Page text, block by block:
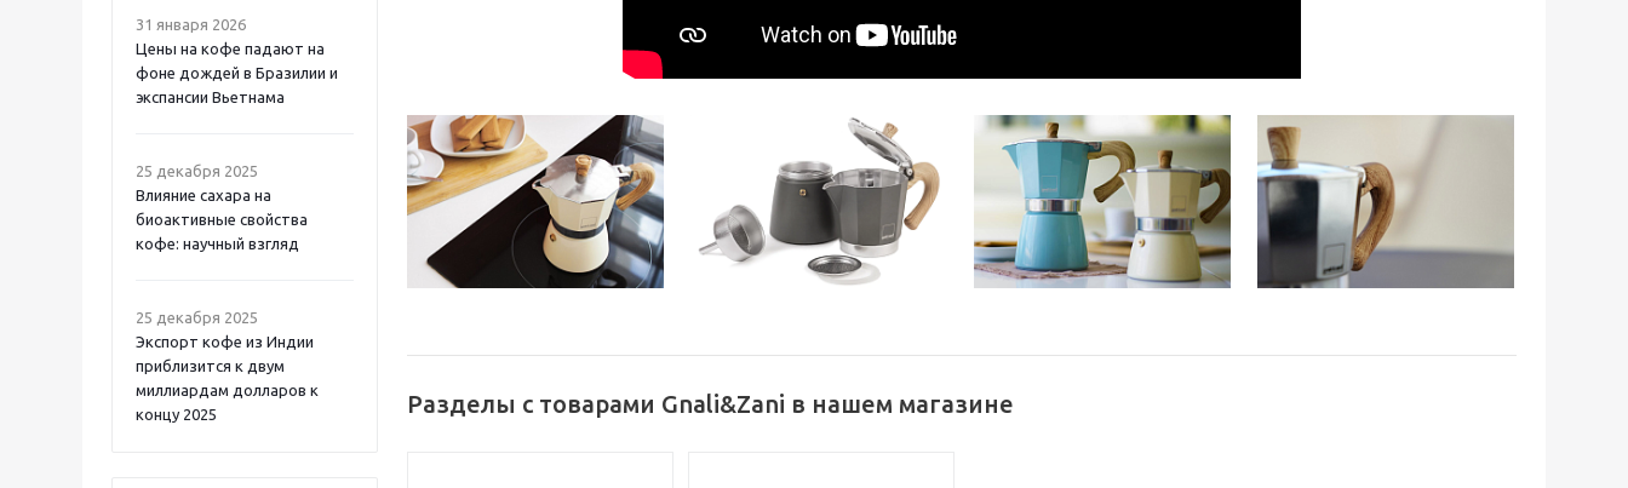
31 января 2026
Цены на кофе падают на
фоне дождей в Бразилии и
экспансии Вьетнама
25 декабря 2025
Влияние сахара на
биоактивные свойства
кофе: научный взгляд
25 декабря 2025
Экспорт кофе из Индии
приблизится к двум
миллиардам долларов к
концу 2025
Разделы с товарами Gnali&Zani в нашем магазине